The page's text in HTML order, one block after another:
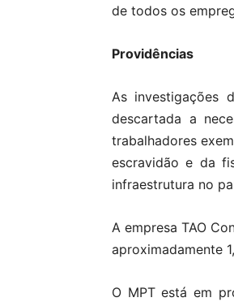
de todos os
Providências
As investigações
descartada a
trabalhadores
escravidão e da
infraestrutura no
A empresa TAO
aproximadamente
O MPT está em